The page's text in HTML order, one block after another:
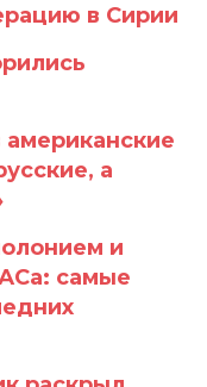
в Сирии
а
и
самые